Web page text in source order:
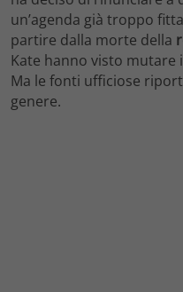
un’agenda già troppo
partire dalla morte della
Kate hanno visto mutare
Ma le fonti ufficiose
genere.